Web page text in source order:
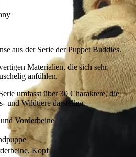
aus der Serie der Puppet Buddies.
Materialien, die sich sehr
anfühlen.
umfasst über 30 Charaktere, die
und Wildtiere darstellen.
Vorderbeine
Kopf